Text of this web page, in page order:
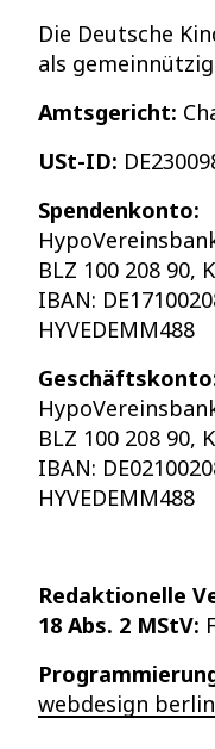
Die Deutsche
als
Amtsgericht:
USt-ID:
Spendenkonto:
BLZ 100 208 90,
IBAN:
HYVEDEMM488
BLZ 100 208 90,
IBAN:
HYVEDEMM488
Redaktionelle
18 Abs. 2 MStV:
webdesign berlin